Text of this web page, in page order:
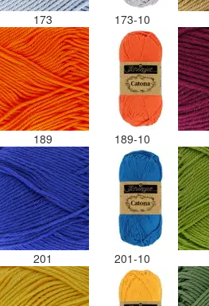
173 173-10
189 189-10
201 201-10